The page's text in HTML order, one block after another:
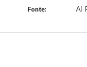
Fonte: AI